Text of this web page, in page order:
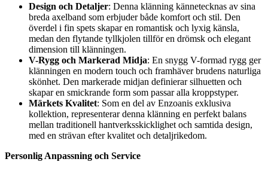
Design och Detaljer: Denna klänning kännetecknas av sina
breda axelband som erbjuder både komfort och stil. Den
överdel i fin spets skapar en romantisk och lyxig känsla,
medan den flytande tyllkjolen tillför en drömsk och elegant
dimension till klänningen.
V-Rygg och Markerad Midja: En snygg V-formad rygg ger
klänningen en modern touch och framhäver brudens naturliga
skönhet. Den markerade midjan definierar silhuetten och
skapar en smickrande form som passar alla kroppstyper.
Märkets Kvalitet: Som en del av Enzoanis exklusiva
kollektion, representerar denna klänning en perfekt balans
mellan traditionell hantverksskicklighet och samtida design,
med en strävan efter kvalitet och detaljrikedom.
Personlig Anpassning och Service